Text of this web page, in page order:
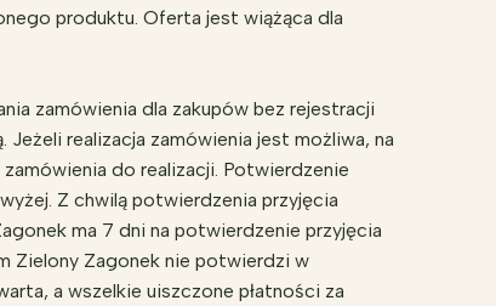
produktu. Oferta jest wiążąca dla
zamówienia dla zakupów bez rejestracji
realizacja zamówienia jest możliwa, na
do realizacji. Potwierdzenie
Z chwilą potwierdzenia przyjęcia
ma 7 dni na potwierdzenie przyjęcia
Zielony Zagonek nie potwierdzi w
a wszelkie uiszczone płatności za